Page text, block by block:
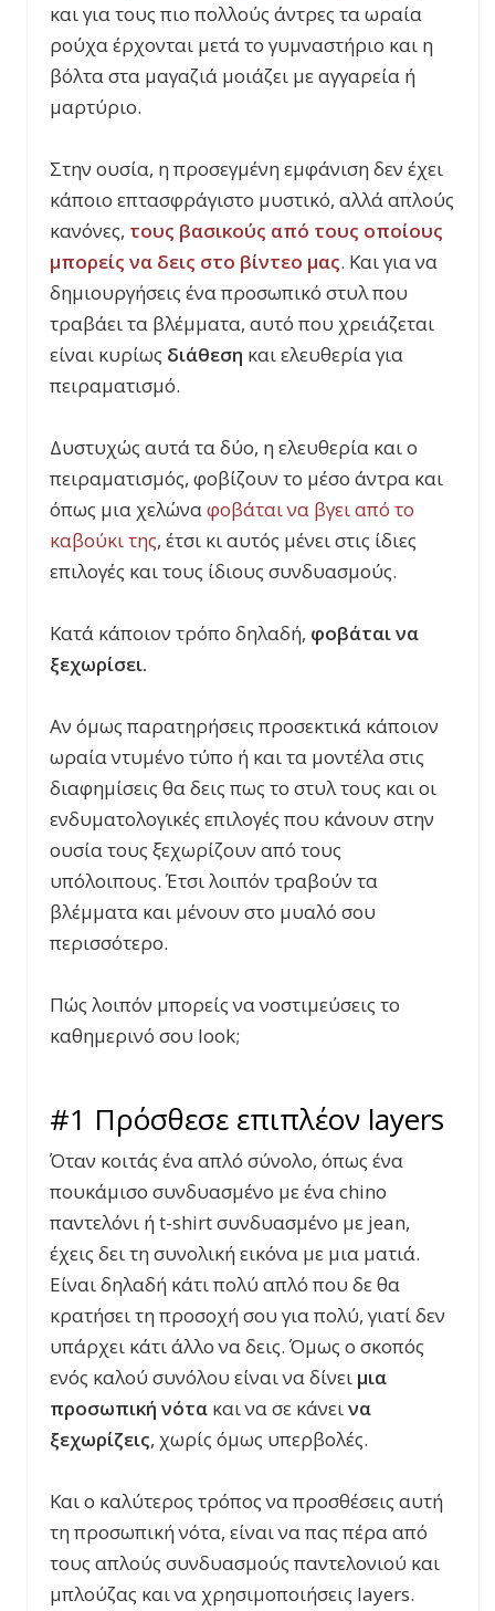
και για τους πιο πολλούς άντρες τα ωραία
ρούχα έρχονται μετά το γυμναστήριο και η
βόλτα στα μαγαζιά μοιάζει με αγγαρεία ή
μαρτύριο.
Στην ουσία, η προσεγμένη εμφάνιση δεν έχει
κάποιο επτασφράγιστο μυστικό, αλλά απλούς
κανόνες, τους βασικούς από τους οποίους
μπορείς να δεις στο βίντεο μας. Και για να
δημιουργήσεις ένα προσωπικό στυλ που
τραβάει τα βλέμματα, αυτό που χρειάζεται
είναι κυρίως διάθεση και ελευθερία για
πειραματισμό.
Δυστυχώς αυτά τα δύο, η ελευθερία και ο
πειραματισμός, φοβίζουν το μέσο άντρα και
όπως μια χελώναφοβάται να βγει από το
καβούκι της, έτσι κι αυτός μένει στις ίδιες
επιλογές και τους ίδιους συνδυασμούς.
Κατά κάποιον τρόπο δηλαδή, φοβάται να
ξεχωρίσει.
Αν όμως παρατηρήσεις προσεκτικά κάποιον
ωραία ντυμένο τύπο ή και τα μοντέλα στις
διαφημίσεις θα δεις πως το στυλ τους και οι
ενδυματολογικές επιλογές που κάνουν στην
ουσία τους ξεχωρίζουν από τους
υπόλοιπους. Έτσι λοιπόν τραβούν τα
βλέμματα και μένουν στο μυαλό σου
περισσότερο.
Πώς λοιπόν μπορείς να νοστιμεύσεις το
καθημερινό σου look;
#1 Πρόσθεσε επιπλέον layers
Όταν κοιτάς ένα απλό σύνολο, όπως ένα
πουκάμισο συνδυασμένο με ένα chino
παντελόνι ή t-shirt συνδυασμένο με jean,
έχεις δει τη συνολική εικόνα με μια ματιά.
Είναι δηλαδή κάτι πολύ απλό που δε θα
κρατήσει τη προσοχή σου για πολύ, γιατί δεν
υπάρχει κάτι άλλο να δεις. Όμως ο σκοπός
ενός καλού συνόλου είναι να δίνει μια
προσωπική νότα και να σε κάνεινα
ξεχωρίζεις, χωρίς όμως υπερβολές.
Και ο καλύτερος τρόπος να προσθέσεις αυτή
τη προσωπική νότα, είναι να πας πέρα από
τους απλούς συνδυασμούς παντελονιού και
μπλούζας και να χρησιμοποιήσεις layers.